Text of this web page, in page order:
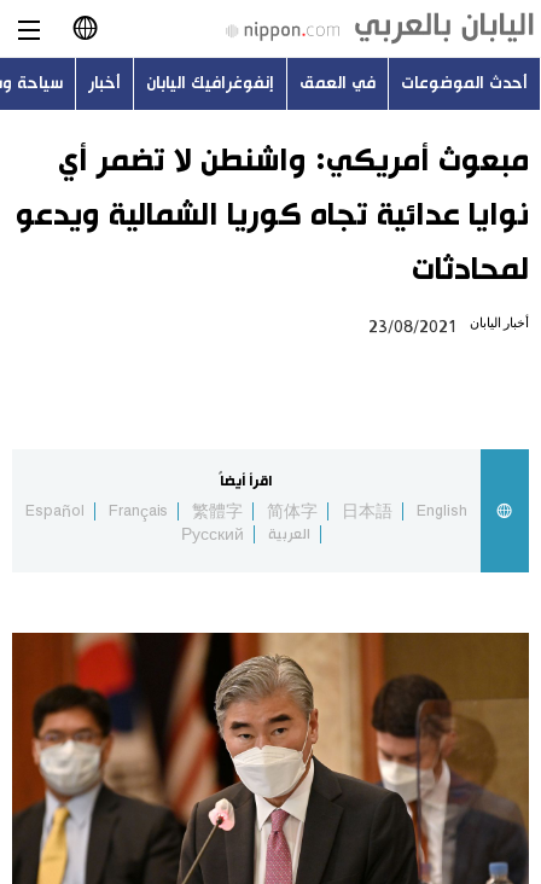
日本語
English
简体字
أحدث الموضوعات
سياحة وسفر
اليابان في فيديو
علوم وتكنولوجيا
الأقسام
الأكثر تفاعلا
أحدث الموضوعات في العمق إنفوغرافيك اليابان أخبار سياحة
مبعوث أمريكي: واشنطن لا تضمر أي
نوايا عدائية تجاه كوريا الشمالية ويدعو
لمحادثات
أخبار اليابان 23/08/2021
اقرأ أيضاً
English
日本語
简体字
繁體字
Français
Español
العربية
Русский